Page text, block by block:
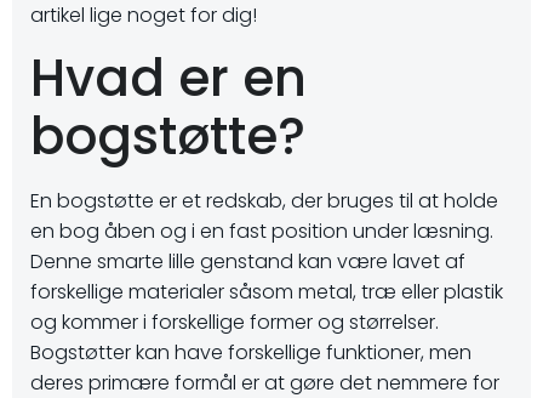
artikel lige noget for dig!
Hvad er en
bogstøtte?
En bogstøtte er et redskab, der bruges til at holde
en bog åben og i en fast position under læsning.
Denne smarte lille genstand kan være lavet af
forskellige materialer såsom metal, træ eller plastik
og kommer i forskellige former og størrelser.
Bogstøtter kan have forskellige funktioner, men
deres primære formål er at gøre det nemmere for